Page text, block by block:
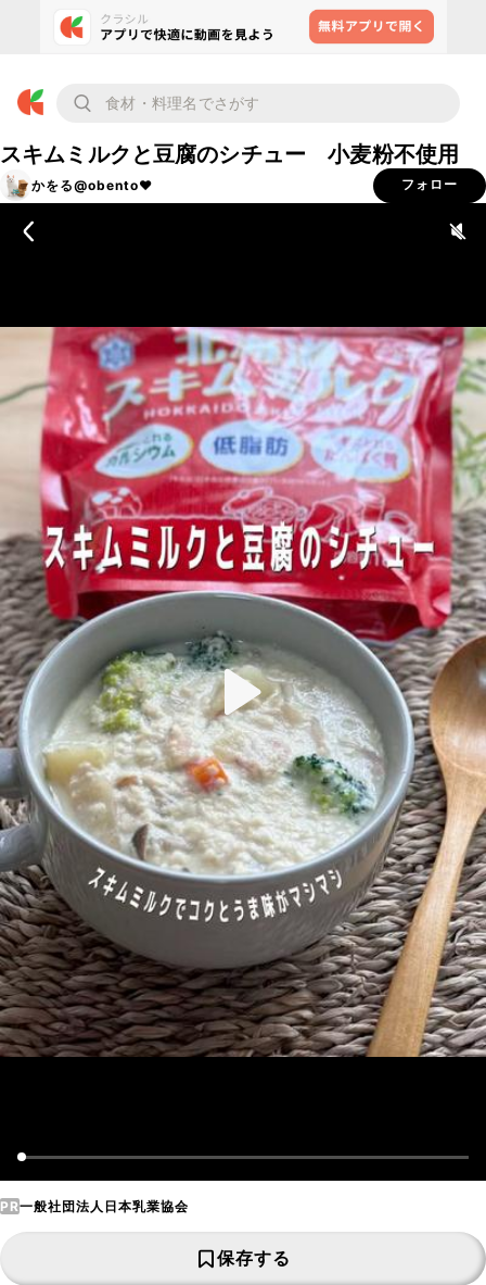
スキムミルクと豆腐のシチュー 小麦粉不使用
かをる@obento❤︎ フォロー
PR一般社団法人日本乳業協会
保存する